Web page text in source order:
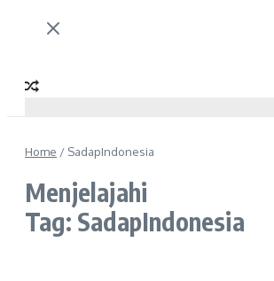
Home / SadapIndonesia
Menjelajahi
Tag: SadapIndonesia